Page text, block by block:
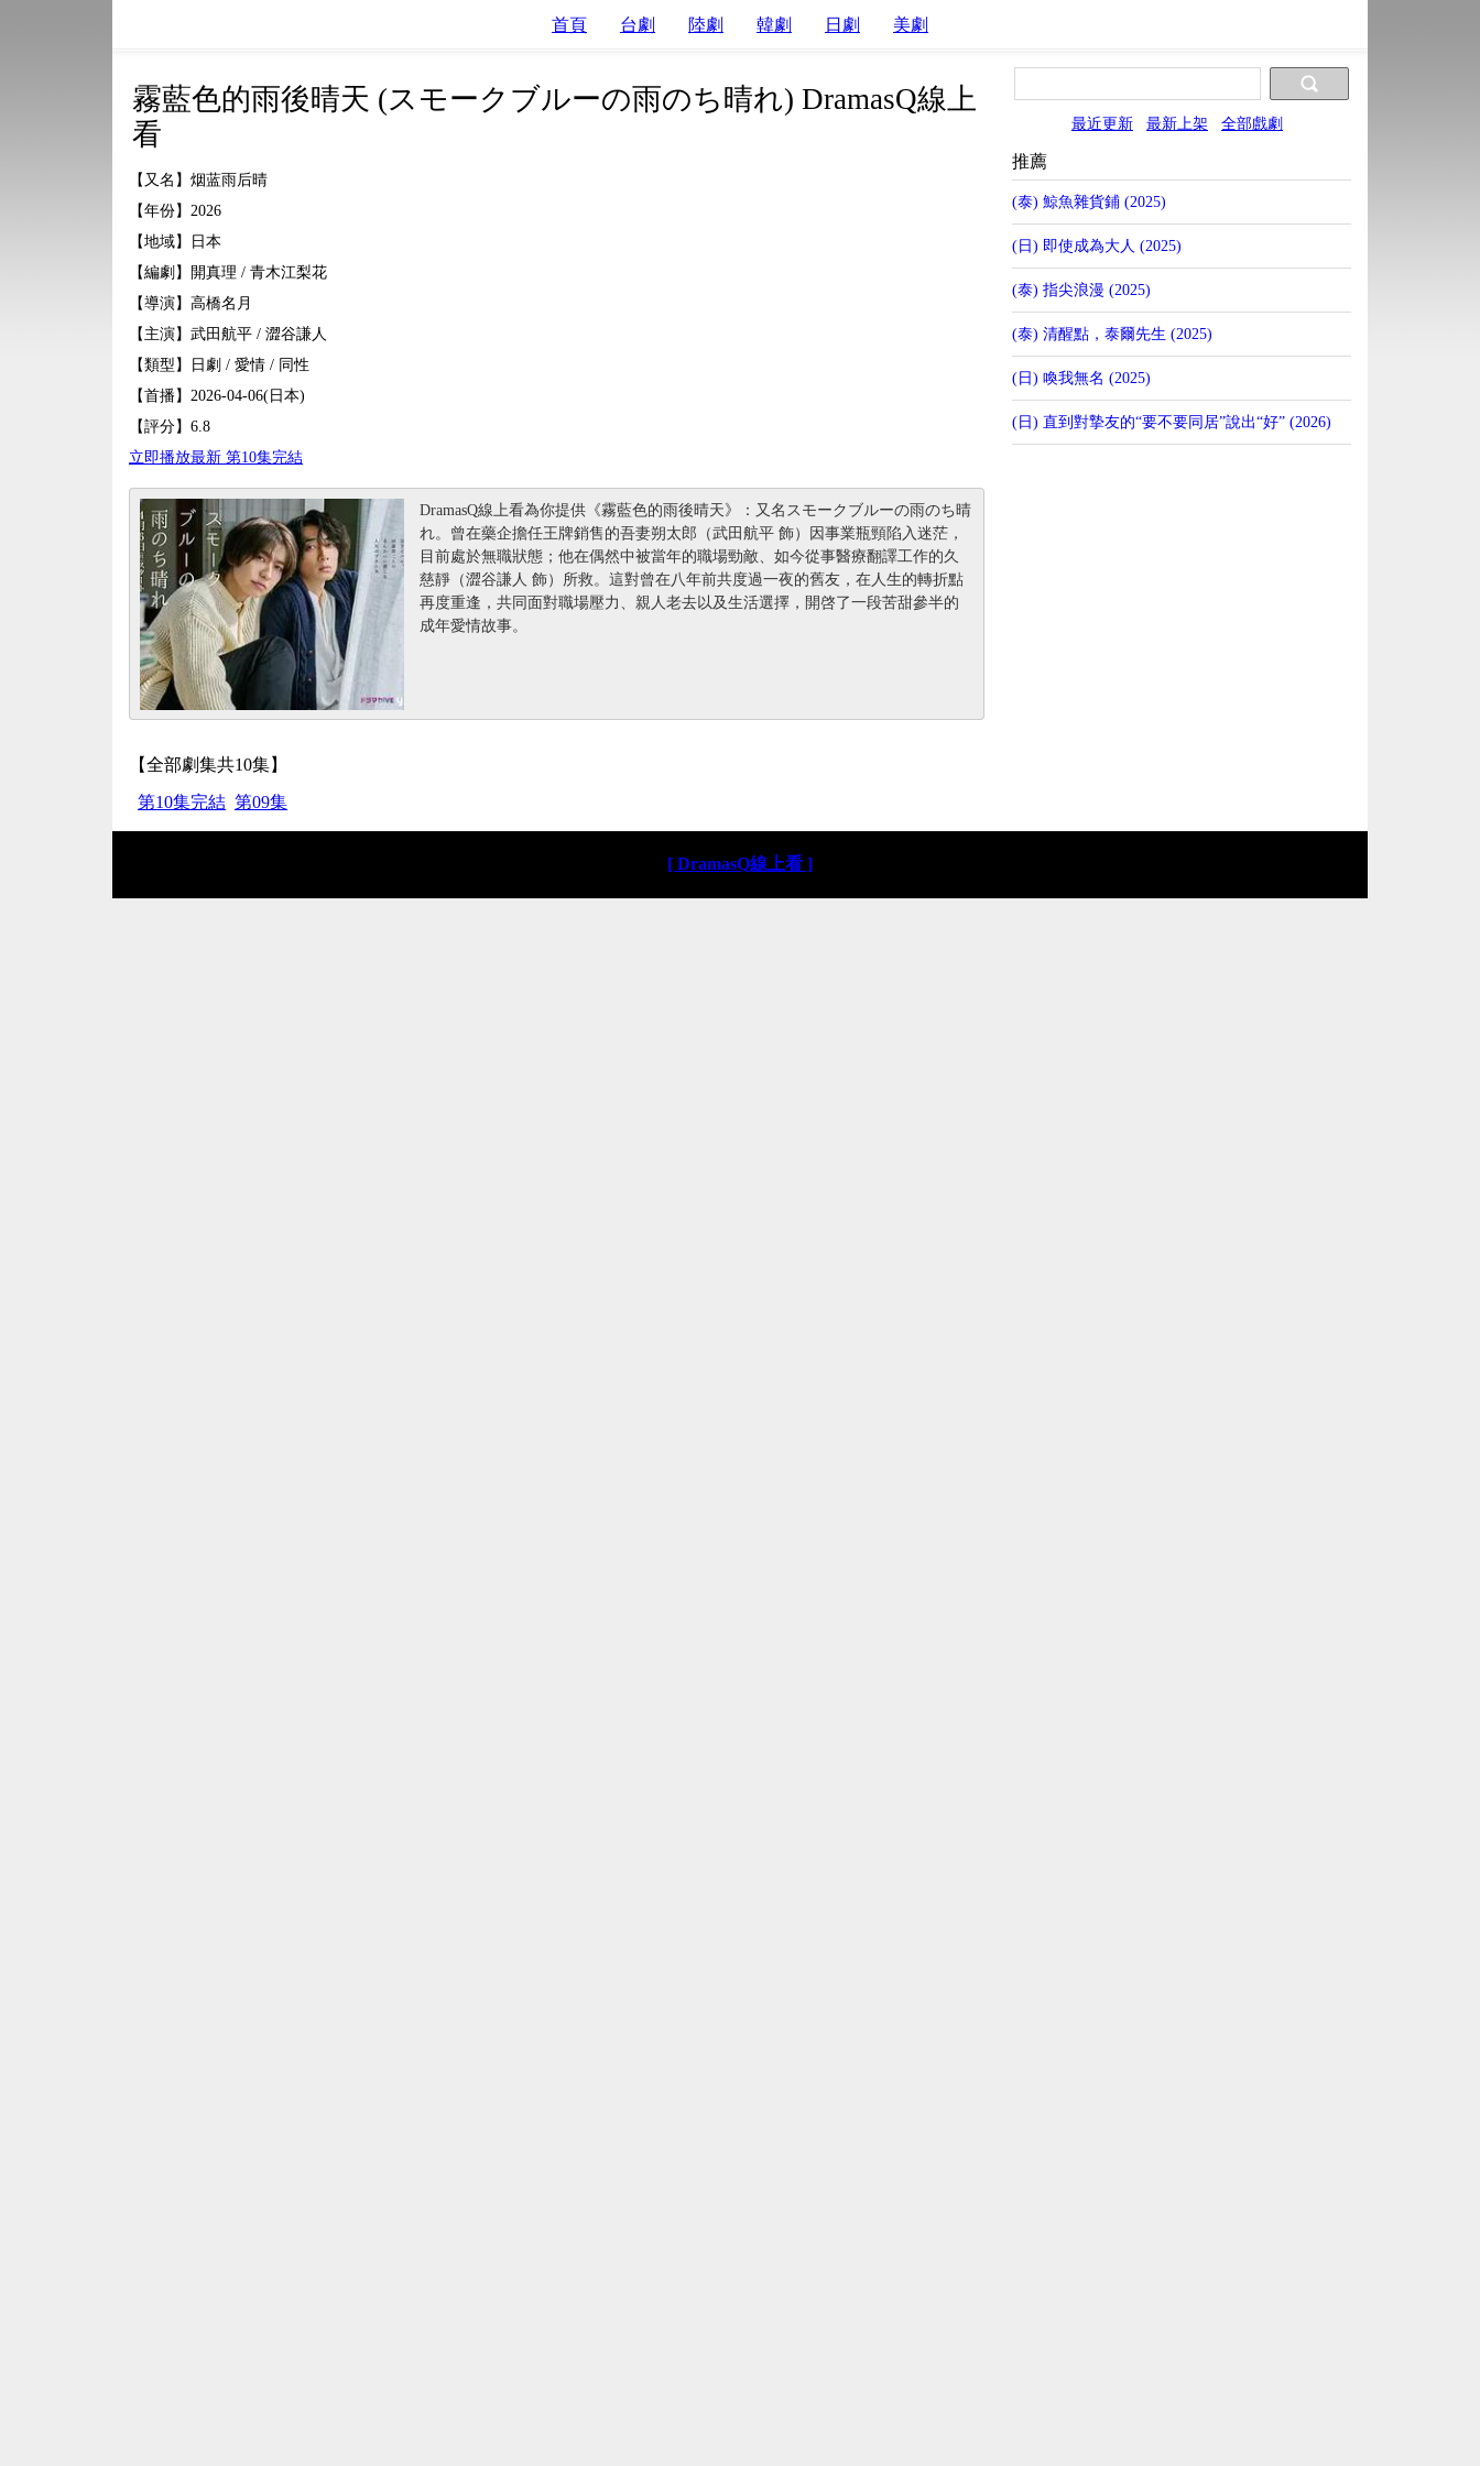
首頁 台劇 陸劇 韓劇 日劇 美劇
最近更新 最新上架 全部戲劇
霧藍色的雨後晴天 (スモークブルーの雨のち晴れ) DramasQ線上
看
【又名】烟蓝雨后晴
【年份】2026
【地域】日本
【編劇】開真理 / 青木江梨花
【導演】高橋名月
【主演】武田航平 / 澀谷謙人
【類型】日劇 / 愛情 / 同性
【首播】2026-04-06(日本)
【評分】6.8
立即播放最新 第10集完結
DramasQ線上看為你提供《霧藍色的雨後晴天》：又名スモークブルーの雨のち晴
れ。曾在藥企擔任王牌銷售的吾妻朔太郎（武田航平 飾）因事業瓶頸陷入迷茫，
目前處於無職狀態；他在偶然中被當年的職場勁敵、如今從事醫療翻譯工作的久
慈靜（澀谷謙人 飾）所救。這對曾在八年前共度過一夜的舊友，在人生的轉折點
再度重逢，共同面對職場壓力、親人老去以及生活選擇，開啓了一段苦甜參半的
成年愛情故事。
【全部劇集共10集】
第10集完結 第09集
推薦
(泰) 鯨魚雜貨鋪 (2025)
(日) 即使成為大人 (2025)
(泰) 指尖浪漫 (2025)
(泰) 清醒點，泰爾先生 (2025)
(日) 喚我無名 (2025)
(日) 直到對摯友的“要不要同居”說出“好” (2026)
[ DramasQ線上看 ]